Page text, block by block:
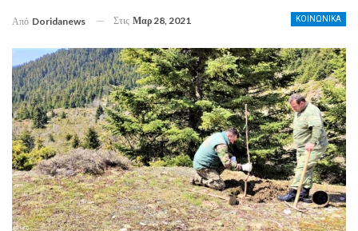
ΚΟΙΝΩΝΙΚΑ
Από Doridanews Στις Μαρ 28, 2021